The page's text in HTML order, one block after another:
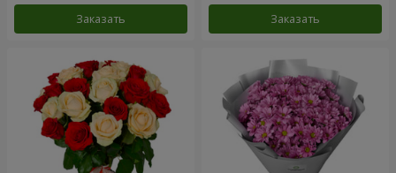
Заказать Заказать